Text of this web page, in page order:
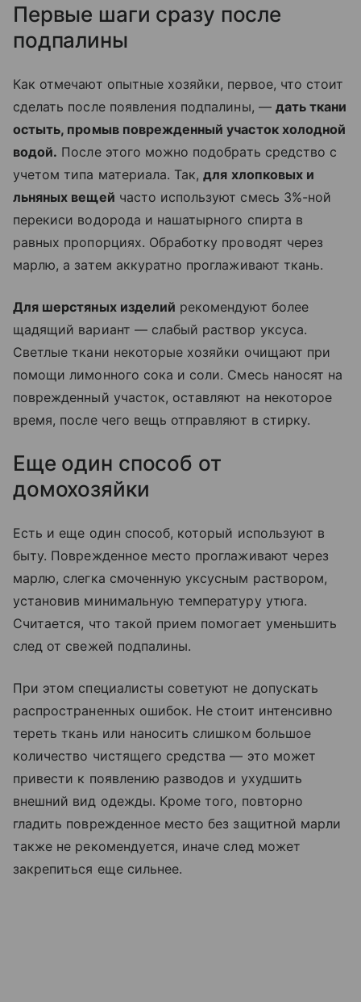
Первые шаги сразу после
подпалины
Как отмечают опытные хозяйки, первое, что стоит
сделать после появления подпалины, — дать ткани
остыть, промыв поврежденный участок холодной
водой. После этого можно подобрать средство с
учетом типа материала. Так,для хлопковых и
льняных вещей часто используют смесь 3%-ной
перекиси водорода и нашатырного спирта в
равных пропорциях. Обработку проводят через
марлю, а затем аккуратно проглаживают ткань.
Для шерстяных изделий рекомендуют более
щадящий вариант — слабый раствор уксуса.
Светлые ткани некоторые хозяйки очищают при
помощи лимонного сока и соли. Смесь наносят на
поврежденный участок, оставляют на некоторое
время, после чего вещь отправляют в стирку.
Еще один способ от
домохозяйки
Есть и еще один способ, который используют в
быту. Поврежденное место проглаживают через
марлю, слегка смоченную уксусным раствором,
установив минимальную температуру утюга.
Считается, что такой прием помогает уменьшить
след от свежей подпалины.
При этом специалисты советуют не допускать
распространенных ошибок. Не стоит интенсивно
тереть ткань или наносить слишком большое
количество чистящего средства — это может
привести к появлению разводов и ухудшить
внешний вид одежды. Кроме того, повторно
гладить поврежденное место без защитной марли
также не рекомендуется, иначе след может
закрепиться еще сильнее.